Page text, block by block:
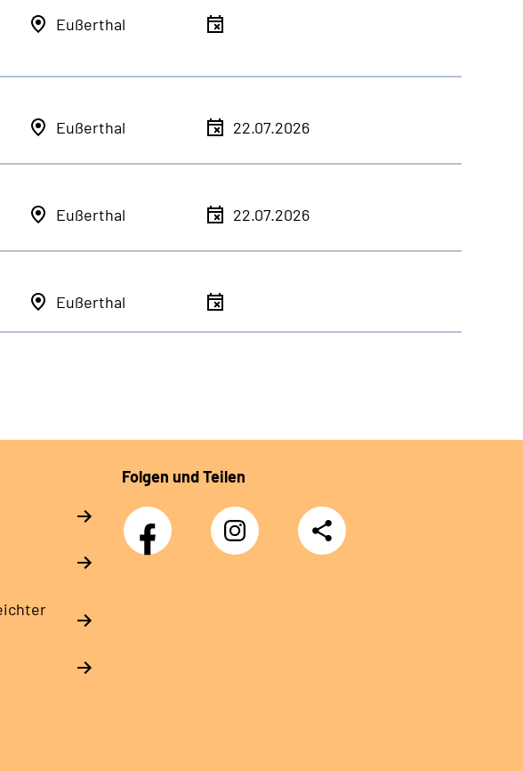
Eußerthal
Eußerthal 22.07.2026
Eußerthal 22.07.2026
Eußerthal
Folgen und Teilen
Facebook
Instagram
DRV
Nachwuchskräfte
Teilen